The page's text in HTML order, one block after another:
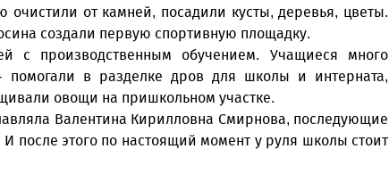
от камней, посадили кусты, деревья, цветы.
создали первую спортивную площадку.
с производственным обучением. Учащиеся много
в разделке дров для школы и интерната,
овощи на пришкольном участке.
Валентина Кирилловна Смирнова, последующие
после этого по настоящий момент у руля школы стоит